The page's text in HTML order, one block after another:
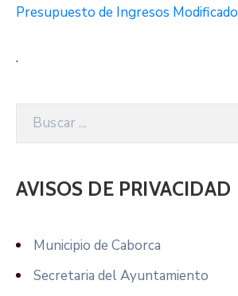
Presupuesto de Ingresos Modificado
.
AVISOS DE PRIVACIDAD
Municipio de Caborca
Secretaria del Ayuntamiento